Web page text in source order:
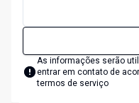
As informações serão
entrar em contato de
termos de serviço